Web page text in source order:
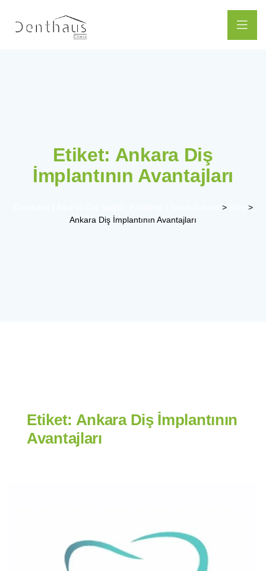
Etiket: Ankara Diş
İmplantının Avantajları
>
>
Ankara Diş İmplantının Avantajları
Etiket: Ankara Diş İmplantının
Avantajları